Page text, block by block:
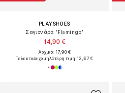
PLAYSHOES
Σαγιονάρα 'Flamingo'
14,90 €
Αρχικά: 17,90 €
Τελευταία χαμηλότερη τιμή:12,67 €